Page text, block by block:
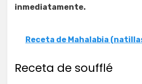
inmediatamente.
Receta de Mahalabia
Receta de soufflé